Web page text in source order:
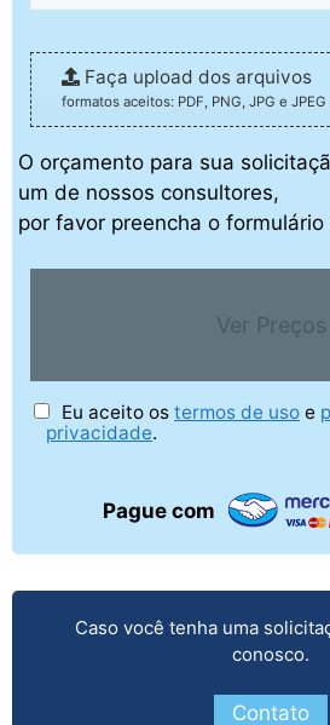
Faça upload dos arquivos
formatos aceitos: PDF, PNG, JPG e JPEG
O orçamento para sua
um de nossos consultores,
por favor preencha o formulário
Ver Preços
Eu aceito os termos de uso e
privacidade.
Pague com
Caso você tenha uma
conosco.
Contato